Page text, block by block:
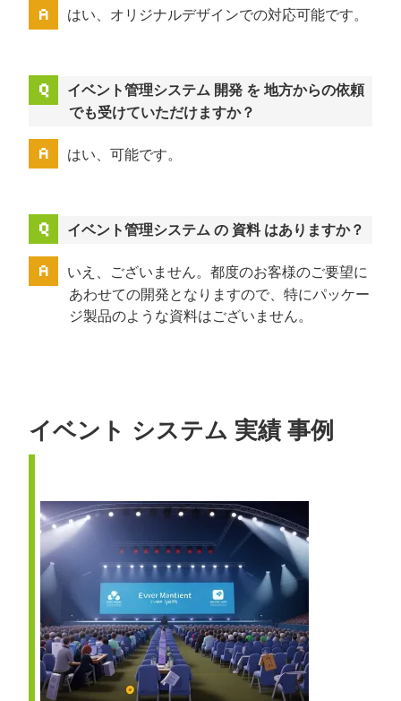
はい、オリジナルデザインでの対応可能です。
イベント管理システム 開発 を 地方からの依頼
でも受けていただけますか？
はい、可能です。
イベント管理システム の 資料 はありますか？
いえ、ございません。都度のお客様のご要望に
あわせての開発となりますので、特にパッケー
ジ製品のような資料はございません。
イベント システム 実績 事例